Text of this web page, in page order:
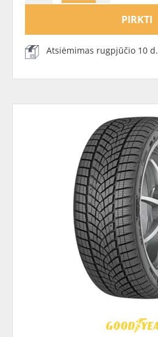
PIRKTI
Atsiėmimas rugpjūčio 10 d.